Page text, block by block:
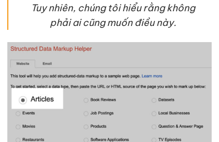
Tuy nhiên, chúng tôi hiểu rằng không
phải ai cũng muốn điều này.